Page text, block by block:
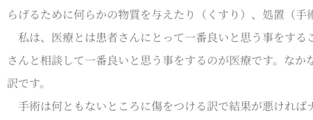
らげるために何らかの物質を与えたり（くすり）、処置（手
私は、医療とは患者さんにとって一番良いと思う事をす
さんと相談して一番良いと思う事をするのが医療です。な
訳です。
手術は何ともないところに傷をつける訳で結果が悪けれ